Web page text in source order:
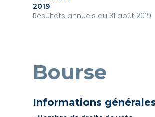
2019
Résultats annuels au 31 août 2019
Bourse
Informations